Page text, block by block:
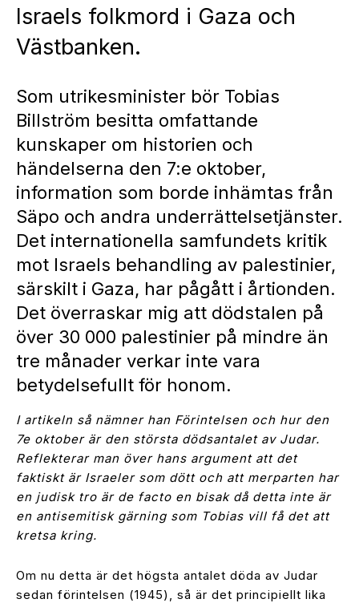
Israels folkmord i Gaza och
Västbanken.
Som utrikesminister bör Tobias
Billström besitta omfattande
kunskaper om historien och
händelserna den 7:e oktober,
information som borde inhämtas från
Säpo och andra underrättelsetjänster.
Det internationella samfundets kritik
mot Israels behandling av palestinier,
särskilt i Gaza, har pågått i årtionden.
Det överraskar mig att dödstalen på
över 30 000 palestinier på mindre än
tre månader verkar inte vara
betydelsefullt för honom.
I artikeln så nämner han Förintelsen och hur den
7e oktober är den största dödsantalet av Judar.
Reflekterar man över hans argument att det
faktiskt är Israeler som dött och att merparten har
en judisk tro är de facto en bisak då detta inte är
en antisemitisk gärning som Tobias vill få det att
kretsa kring.
Om nu detta är det högsta antalet döda av Judar
sedan förintelsen (1945), så är det principiellt lika